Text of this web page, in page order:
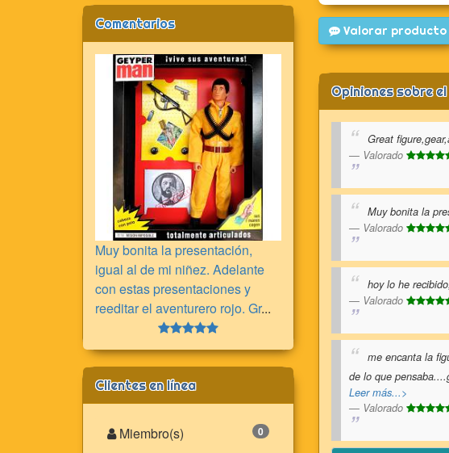
Valorar producto
Opiniones sobre
Great
Valorado
Muy bonita la
Valorado
hoy lo he
Valorado
me encanta la
de lo que
Leer más...>
Valorado
Comentarios
Muy bonita la presentación,
igual al de mi niñez. Adelante
con estas presentaciones y
reeditar el aventurero rojo. Gr...
Clientes en línea
0
Miembro(s)